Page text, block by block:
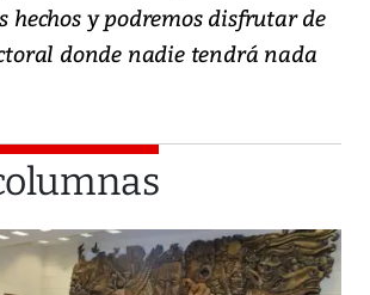
hechos y podremos disfrutar de
donde nadie tendrá nada